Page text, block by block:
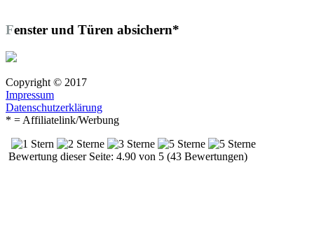
Fenster und Türen absichern*
Copyright © 2017
Impressum
Datenschutzerklärung
* = Affiliatelink/Werbung
Bewertung dieser Seite: 4.90 von 5 (43 Bewertungen)